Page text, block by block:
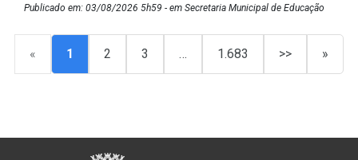
Publicado em: 03/08/2026 5h59 - em Secretaria Municipal de Educação
« 1 2 3 … 1.683 >> »